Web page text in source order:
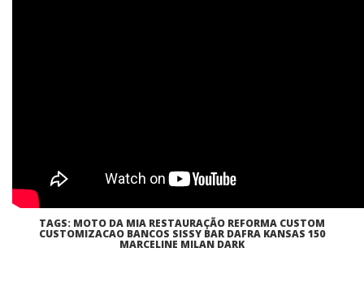
TAGS: MOTO DA MIA RESTAURAÇÃO REFORMA CUSTOM
CUSTOMIZACAO BANCOS SISSY BAR DAFRA KANSAS 150
MARCELINE MILAN DARK